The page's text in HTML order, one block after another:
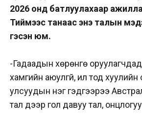
2026 онд батлуулахаар
Тиймээс танаас энэ талын
гэсэн юм.
-Гадаадын хөрөнгө
хамгийн аюулгүй, ил тод хуулийн
улсуудын нэг гэдгээрээ
тал дээр гол давуу тал,